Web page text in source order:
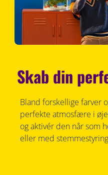
Skab din
Bland forskellige farver
perfekte atmosfære i
og aktivér den når som
eller med